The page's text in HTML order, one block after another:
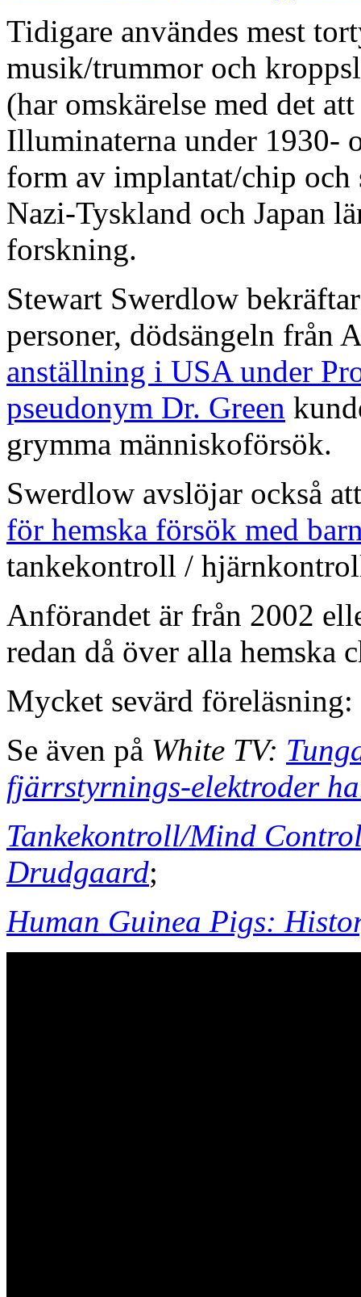
Tidigare användes mest
musik/trummor och
(har omskärelse med det
Illuminaterna under 1930-
form av implantat/chip
Nazi-Tyskland och Japan
forskning.
Stewart Swerdlow
personer, dödsängeln från
anställning i USA under
pseudonym Dr. Green
grymma människoförsök.
Swerdlow avslöjar också
för hemska försök med
tankekontroll /
Anförandet är från 2002
redan då över alla hemska
Mycket sevärd föreläsning:
Se även på White TV:
fjärrstyrnings-elektroder
Tankekontroll/Mind
Drudgaard;
Human Guinea Pigs: